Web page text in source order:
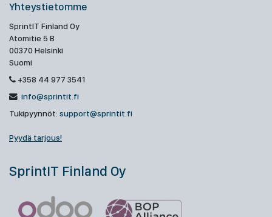
Yhteystietomme
SprintIT Finland Oy
Atomitie 5 B
00370 Helsinki
Suomi
+358 44 977 3541
info@sprintit.fi
Tukipyynnöt: support@sprintit.fi
Pyydä tarjous!
SprintIT Finland Oy